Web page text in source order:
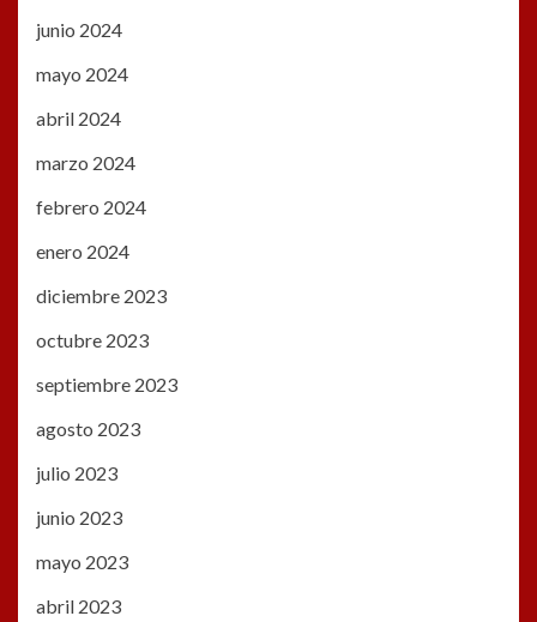
junio 2024
mayo 2024
abril 2024
marzo 2024
febrero 2024
enero 2024
diciembre 2023
octubre 2023
septiembre 2023
agosto 2023
julio 2023
junio 2023
mayo 2023
abril 2023